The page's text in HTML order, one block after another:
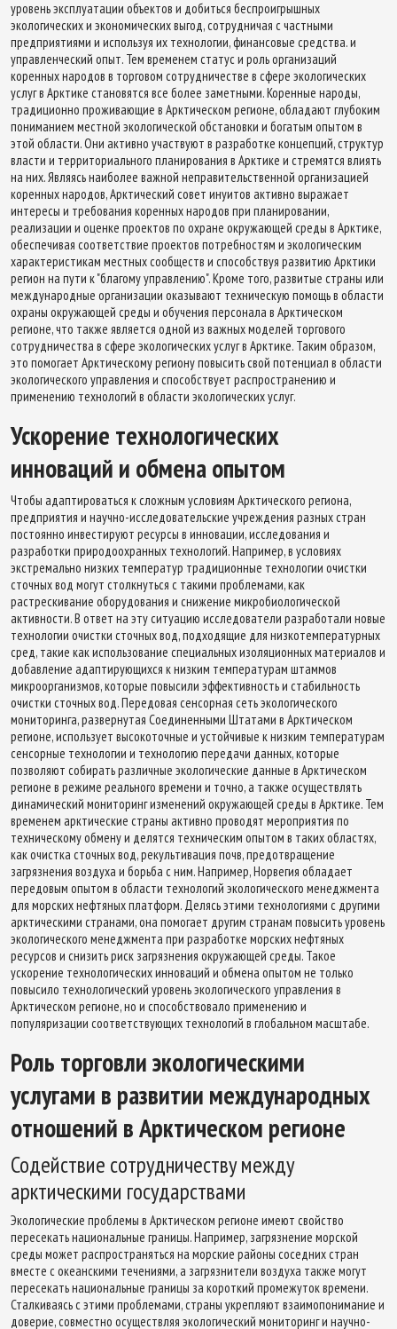
уровень эксплуатации объектов и добиться беспроигрышных
экологических и экономических выгод, сотрудничая с частными
предприятиями и используя их технологии, финансовые средства. и
управленческий опыт. Тем временем статус и роль организаций
коренных народов в торговом сотрудничестве в сфере экологических
услуг в Арктике становятся все более заметными. Коренные народы,
традиционно проживающие в Арктическом регионе, обладают глубоким
пониманием местной экологической обстановки и богатым опытом в
этой области. Они активно участвуют в разработке концепций, структур
власти и территориального планирования в Арктике и стремятся влиять
на них. Являясь наиболее важной неправительственной организацией
коренных народов, Арктический совет инуитов активно выражает
интересы и требования коренных народов при планировании,
реализации и оценке проектов по охране окружающей среды в Арктике,
обеспечивая соответствие проектов потребностям и экологическим
характеристикам местных сообществ и способствуя развитию Арктики
регион на пути к "благому управлению". Кроме того, развитые страны или
международные организации оказывают техническую помощь в области
охраны окружающей среды и обучения персонала в Арктическом
регионе, что также является одной из важных моделей торгового
сотрудничества в сфере экологических услуг в Арктике. Таким образом,
это помогает Арктическому региону повысить свой потенциал в области
экологического управления и способствует распространению и
применению технологий в области экологических услуг.
Ускорение технологических
инноваций и обмена опытом
Чтобы адаптироваться к сложным условиям Арктического региона,
предприятия и научно-исследовательские учреждения разных стран
постоянно инвестируют ресурсы в инновации, исследования и
разработки природоохранных технологий. Например, в условиях
экстремально низких температур традиционные технологии очистки
сточных вод могут столкнуться с такими проблемами, как
растрескивание оборудования и снижение микробиологической
активности. В ответ на эту ситуацию исследователи разработали новые
технологии очистки сточных вод, подходящие для низкотемпературных
сред, такие как использование специальных изоляционных материалов и
добавление адаптирующихся к низким температурам штаммов
микроорганизмов, которые повысили эффективность и стабильность
очистки сточных вод. Передовая сенсорная сеть экологического
мониторинга, развернутая Соединенными Штатами в Арктическом
регионе, использует высокоточные и устойчивые к низким температурам
сенсорные технологии и технологию передачи данных, которые
позволяют собирать различные экологические данные в Арктическом
регионе в режиме реального времени и точно, а также осуществлять
динамический мониторинг изменений окружающей среды в Арктике. Тем
временем арктические страны активно проводят мероприятия по
техническому обмену и делятся техническим опытом в таких областях,
как очистка сточных вод, рекультивация почв, предотвращение
загрязнения воздуха и борьба с ним. Например, Норвегия обладает
передовым опытом в области технологий экологического менеджмента
для морских нефтяных платформ. Делясь этими технологиями с другими
арктическими странами, она помогает другим странам повысить уровень
экологического менеджмента при разработке морских нефтяных
ресурсов и снизить риск загрязнения окружающей среды. Такое
ускорение технологических инноваций и обмена опытом не только
повысило технологический уровень экологического управления в
Арктическом регионе, но и способствовало применению и
популяризации соответствующих технологий в глобальном масштабе.
Роль торговли экологическими
услугами в развитии международных
отношений в Арктическом регионе
Содействие сотрудничеству между
арктическими государствами
Экологические проблемы в Арктическом регионе имеют свойство
пересекать национальные границы. Например, загрязнение морской
среды может распространяться на морские районы соседних стран
вместе с океанскими течениями, а загрязнители воздуха также могут
пересекать национальные границы за короткий промежуток времени.
Сталкиваясь с этими проблемами, страны укрепляют взаимопонимание и
доверие, совместно осуществляя экологический мониторинг и научно-